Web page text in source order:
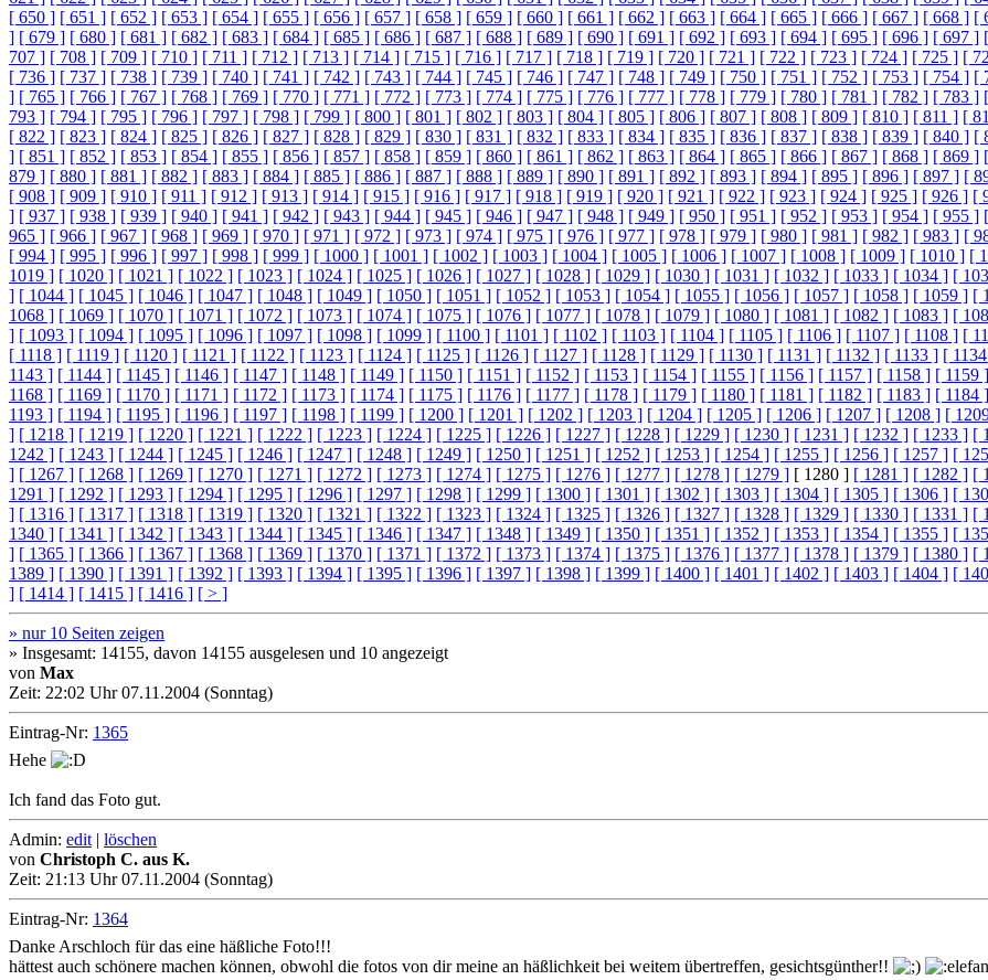
[ 650 ] [ 651 ] [ 652 ] [ 653 ] [ 654 ] [ 655 ] [ 656 ] [ 657 ] [ 658 ] [ 659 ] [ 660 ] [ 661 ] [ 662 ] [ 663 ] [ 664 ] [ 665 ] [ 666 ] [ 667 ] [ 668 ] [
] [ 679 ] [ 680 ] [ 681 ] [ 682 ] [ 683 ] [ 684 ] [ 685 ] [ 686 ] [ 687 ] [ 688 ] [ 689 ] [ 690 ] [ 691 ] [ 692 ] [ 693 ] [ 694 ] [ 695 ] [ 696 ] [ 697 ]
707 ] [ 708 ] [ 709 ] [ 710 ] [ 711 ] [ 712 ] [ 713 ] [ 714 ] [ 715 ] [ 716 ] [ 717 ] [ 718 ] [ 719 ] [ 720 ] [ 721 ] [ 722 ] [ 723 ] [ 724 ] [ 725 ] [
[ 736 ] [ 737 ] [ 738 ] [ 739 ] [ 740 ] [ 741 ] [ 742 ] [ 743 ] [ 744 ] [ 745 ] [ 746 ] [ 747 ] [ 748 ] [ 749 ] [ 750 ] [ 751 ] [ 752 ] [ 753 ] [ 754 ] [
] [ 765 ] [ 766 ] [ 767 ] [ 768 ] [ 769 ] [ 770 ] [ 771 ] [ 772 ] [ 773 ] [ 774 ] [ 775 ] [ 776 ] [ 777 ] [ 778 ] [ 779 ] [ 780 ] [ 781 ] [ 782 ] [ 783 ]
793 ] [ 794 ] [ 795 ] [ 796 ] [ 797 ] [ 798 ] [ 799 ] [ 800 ] [ 801 ] [ 802 ] [ 803 ] [ 804 ] [ 805 ] [ 806 ] [ 807 ] [ 808 ] [ 809 ] [ 810 ] [ 811 ] [
[ 822 ] [ 823 ] [ 824 ] [ 825 ] [ 826 ] [ 827 ] [ 828 ] [ 829 ] [ 830 ] [ 831 ] [ 832 ] [ 833 ] [ 834 ] [ 835 ] [ 836 ] [ 837 ] [ 838 ] [ 839 ] [ 840 ] [
] [ 851 ] [ 852 ] [ 853 ] [ 854 ] [ 855 ] [ 856 ] [ 857 ] [ 858 ] [ 859 ] [ 860 ] [ 861 ] [ 862 ] [ 863 ] [ 864 ] [ 865 ] [ 866 ] [ 867 ] [ 868 ] [ 869 ]
879 ] [ 880 ] [ 881 ] [ 882 ] [ 883 ] [ 884 ] [ 885 ] [ 886 ] [ 887 ] [ 888 ] [ 889 ] [ 890 ] [ 891 ] [ 892 ] [ 893 ] [ 894 ] [ 895 ] [ 896 ] [ 897 ] [
[ 908 ] [ 909 ] [ 910 ] [ 911 ] [ 912 ] [ 913 ] [ 914 ] [ 915 ] [ 916 ] [ 917 ] [ 918 ] [ 919 ] [ 920 ] [ 921 ] [ 922 ] [ 923 ] [ 924 ] [ 925 ] [ 926 ] [
] [ 937 ] [ 938 ] [ 939 ] [ 940 ] [ 941 ] [ 942 ] [ 943 ] [ 944 ] [ 945 ] [ 946 ] [ 947 ] [ 948 ] [ 949 ] [ 950 ] [ 951 ] [ 952 ] [ 953 ] [ 954 ] [ 955 ]
965 ] [ 966 ] [ 967 ] [ 968 ] [ 969 ] [ 970 ] [ 971 ] [ 972 ] [ 973 ] [ 974 ] [ 975 ] [ 976 ] [ 977 ] [ 978 ] [ 979 ] [ 980 ] [ 981 ] [ 982 ] [ 983 ] [
[ 994 ] [ 995 ] [ 996 ] [ 997 ] [ 998 ] [ 999 ] [ 1000 ] [ 1001 ] [ 1002 ] [ 1003 ] [ 1004 ] [ 1005 ] [ 1006 ] [ 1007 ] [ 1008 ] [ 1009 ] [ 1010 ] [
1019 ] [ 1020 ] [ 1021 ] [ 1022 ] [ 1023 ] [ 1024 ] [ 1025 ] [ 1026 ] [ 1027 ] [ 1028 ] [ 1029 ] [ 1030 ] [ 1031 ] [ 1032 ] [ 1033 ] [ 1034 ] [
] [ 1044 ] [ 1045 ] [ 1046 ] [ 1047 ] [ 1048 ] [ 1049 ] [ 1050 ] [ 1051 ] [ 1052 ] [ 1053 ] [ 1054 ] [ 1055 ] [ 1056 ] [ 1057 ] [ 1058 ] [ 1059 ] [
1068 ] [ 1069 ] [ 1070 ] [ 1071 ] [ 1072 ] [ 1073 ] [ 1074 ] [ 1075 ] [ 1076 ] [ 1077 ] [ 1078 ] [ 1079 ] [ 1080 ] [ 1081 ] [ 1082 ] [ 1083 ] [
] [ 1093 ] [ 1094 ] [ 1095 ] [ 1096 ] [ 1097 ] [ 1098 ] [ 1099 ] [ 1100 ] [ 1101 ] [ 1102 ] [ 1103 ] [ 1104 ] [ 1105 ] [ 1106 ] [ 1107 ] [ 1108 ] [
[ 1118 ] [ 1119 ] [ 1120 ] [ 1121 ] [ 1122 ] [ 1123 ] [ 1124 ] [ 1125 ] [ 1126 ] [ 1127 ] [ 1128 ] [ 1129 ] [ 1130 ] [ 1131 ] [ 1132 ] [ 1133 ] [
1143 ] [ 1144 ] [ 1145 ] [ 1146 ] [ 1147 ] [ 1148 ] [ 1149 ] [ 1150 ] [ 1151 ] [ 1152 ] [ 1153 ] [ 1154 ] [ 1155 ] [ 1156 ] [ 1157 ] [ 1158 ] [ 1159 ]
1168 ] [ 1169 ] [ 1170 ] [ 1171 ] [ 1172 ] [ 1173 ] [ 1174 ] [ 1175 ] [ 1176 ] [ 1177 ] [ 1178 ] [ 1179 ] [ 1180 ] [ 1181 ] [ 1182 ] [ 1183 ] [ 1184 ]
1193 ] [ 1194 ] [ 1195 ] [ 1196 ] [ 1197 ] [ 1198 ] [ 1199 ] [ 1200 ] [ 1201 ] [ 1202 ] [ 1203 ] [ 1204 ] [ 1205 ] [ 1206 ] [ 1207 ] [ 1208 ] [
] [ 1218 ] [ 1219 ] [ 1220 ] [ 1221 ] [ 1222 ] [ 1223 ] [ 1224 ] [ 1225 ] [ 1226 ] [ 1227 ] [ 1228 ] [ 1229 ] [ 1230 ] [ 1231 ] [ 1232 ] [ 1233 ] [
1242 ] [ 1243 ] [ 1244 ] [ 1245 ] [ 1246 ] [ 1247 ] [ 1248 ] [ 1249 ] [ 1250 ] [ 1251 ] [ 1252 ] [ 1253 ] [ 1254 ] [ 1255 ] [ 1256 ] [ 1257 ] [
] [ 1267 ] [ 1268 ] [ 1269 ] [ 1270 ] [ 1271 ] [ 1272 ] [ 1273 ] [ 1274 ] [ 1275 ] [ 1276 ] [ 1277 ] [ 1278 ] [ 1279 ] [ 1280 ] [ 1281 ] [ 1282 ] [
1291 ] [ 1292 ] [ 1293 ] [ 1294 ] [ 1295 ] [ 1296 ] [ 1297 ] [ 1298 ] [ 1299 ] [ 1300 ] [ 1301 ] [ 1302 ] [ 1303 ] [ 1304 ] [ 1305 ] [ 1306 ] [
] [ 1316 ] [ 1317 ] [ 1318 ] [ 1319 ] [ 1320 ] [ 1321 ] [ 1322 ] [ 1323 ] [ 1324 ] [ 1325 ] [ 1326 ] [ 1327 ] [ 1328 ] [ 1329 ] [ 1330 ] [ 1331 ] [
1340 ] [ 1341 ] [ 1342 ] [ 1343 ] [ 1344 ] [ 1345 ] [ 1346 ] [ 1347 ] [ 1348 ] [ 1349 ] [ 1350 ] [ 1351 ] [ 1352 ] [ 1353 ] [ 1354 ] [ 1355 ] [
] [ 1365 ] [ 1366 ] [ 1367 ] [ 1368 ] [ 1369 ] [ 1370 ] [ 1371 ] [ 1372 ] [ 1373 ] [ 1374 ] [ 1375 ] [ 1376 ] [ 1377 ] [ 1378 ] [ 1379 ] [ 1380 ] [
1389 ] [ 1390 ] [ 1391 ] [ 1392 ] [ 1393 ] [ 1394 ] [ 1395 ] [ 1396 ] [ 1397 ] [ 1398 ] [ 1399 ] [ 1400 ] [ 1401 ] [ 1402 ] [ 1403 ] [ 1404 ] [
] [ 1414 ] [ 1415 ] [ 1416 ] [ > ]
» nur 10 Seiten zeigen
» Insgesamt: 14155, davon 14155 ausgelesen und 10 angezeigt
von Max
Zeit: 22:02 Uhr 07.11.2004 (Sonntag)
Eintrag-Nr: 1365
Hehe
Ich fand das Foto gut.
Admin: edit | löschen
von Christoph C. aus K.
Zeit: 21:13 Uhr 07.11.2004 (Sonntag)
Eintrag-Nr: 1364
Danke Arschloch für das eine häßliche Foto!!!
hättest auch schönere machen können, obwohl die fotos von dir meine an häßlichkeit bei weitem übertreffen, gesichtsgünther!!